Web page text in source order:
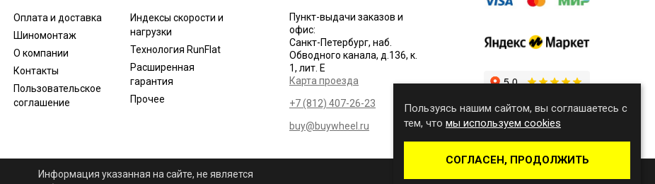
Оплата и доставка
Шиномонтаж
О компании
Контакты
Пользовательское
соглашение
Индексы скорости и
нагрузки
Технология RunFlat
Расширенная
гарантия
Прочее
Пункт-выдачи заказов и
офис:
Санкт-Петербург, наб.
Обводного канала, д.136, к.
1, лит. Е
Карта проезда
+7 (812) 407-26-23
buy@buywheel.ru
Информация указанная на сайте, не является
Пользуясь нашим сайтом, вы соглашаетесь с
тем, что мы используем cookies
СОГЛАСЕН, ПРОДОЛЖИТЬ